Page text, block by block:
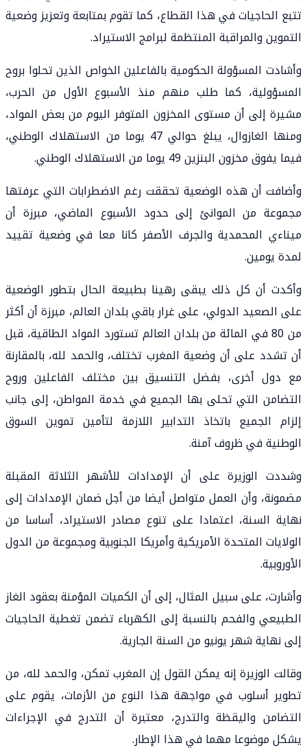
تتبع الحاجيات في هذا القطاع، كما تقوم بمتابعة وتعزيز وضعية
التموين والمراقبة المنتظمة لبرامج الاستيراد.
وأشادت المسؤولة الحكومية بالفاعلين الخواص الذين تحلوا بروح
المسؤولية، كما طلب منهم منذ الأسبوع الأول من الحرب،
مشيرة إلى أن مستوى المخزون المتوفر اليوم من بعض المواد،
ومنها الغازوال، يبلغ حوالي 47 يوما من الاستهلاك الوطني،
فيما يفوق مخزون البنزين 49 يوما من الاستهلاك الوطني.
وأضافت أن هذه الوضعية تحققت رغم الاضطرابات التي عرفتها
مجموعة من الموانئ إلى حدود الأسبوع الماضي، مبرزة أن
ميناءي المحمدية والجرف الأصفر كانا معا في وضعية تقييد
لمدة يومين.
وأكدت أن كل ذلك يبقى رهينا بطبيعة الحال بتطور الوضعية
على الصعيد الدولي، على غرار باقي بلدان العالم، مبرزة أن أكثر
من 80 في المائة من بلدان العالم تستورد المواد الطاقية، قبل
أن تشدد على أن وضعية المغرب تختلف، والحمد لله، بالمقارنة
مع دول أخرى، بفضل التنسيق بين مختلف الفاعلين وروح
التضامن التي تحلى بها الجميع في خدمة المواطن، إلى جانب
إلزام الجميع باتخاذ التدابير اللازمة لتأمين تموين السوق
الوطنية في ظروف آمنة.
وشددت الوزيرة على أن الإمدادات للأشهر الثلاثة المقبلة
مضمونة، وأن العمل متواصل أيضا من أجل ضمان الإمدادات إلى
نهاية السنة، اعتمادا على تنوع مصادر الاستيراد، أساسا من
الولايات المتحدة الأمريكية وأمريكا الجنوبية ومجموعة من الدول
الأوروبية.
وأشارت، على سبيل المثال، إلى أن الكميات المؤمنة بعقود الغاز
الطبيعي والفحم بالنسبة إلى الكهرباء تضمن تغطية الحاجيات
إلى نهاية شهر يونيو من السنة الجارية.
وقالت الوزيرة إنه يمكن القول إن المغرب تمكن، والحمد لله، من
تطوير أسلوب في مواجهة هذا النوع من الأزمات، يقوم على
التضامن واليقظة والتدرج، معتبرة أن التدرج في الإجراءات
يشكل موضوعا مهما في هذا الإطار.